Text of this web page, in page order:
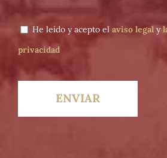
He leído y acepto el aviso legaly
privacidad